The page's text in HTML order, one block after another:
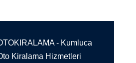
- Kumluca
Kiralama Hizmetleri